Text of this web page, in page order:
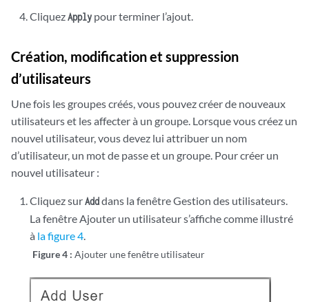
CliquezApply pour terminer l’ajout.
Création, modification et suppression
d’utilisateurs
Une fois les groupes créés, vous pouvez créer de nouveaux
utilisateurs et les affecter à un groupe. Lorsque vous créez un
nouvel utilisateur, vous devez lui attribuer un nom
d’utilisateur, un mot de passe et un groupe. Pour créer un
nouvel utilisateur :
Cliquez surAdddans la fenêtre Gestion des utilisateurs.
La fenêtre Ajouter un utilisateur s’affiche comme illustré
à la figure 4
Figure 4 :Ajouter une fenêtre utilisateur